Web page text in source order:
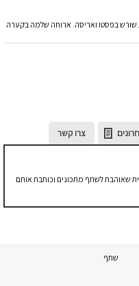
שורש בפסטו ואריסה. ארוחה שלמה בקערה
צרו קשר
שאוהבת לשתף מתכונים וכותבת אותם
שתף